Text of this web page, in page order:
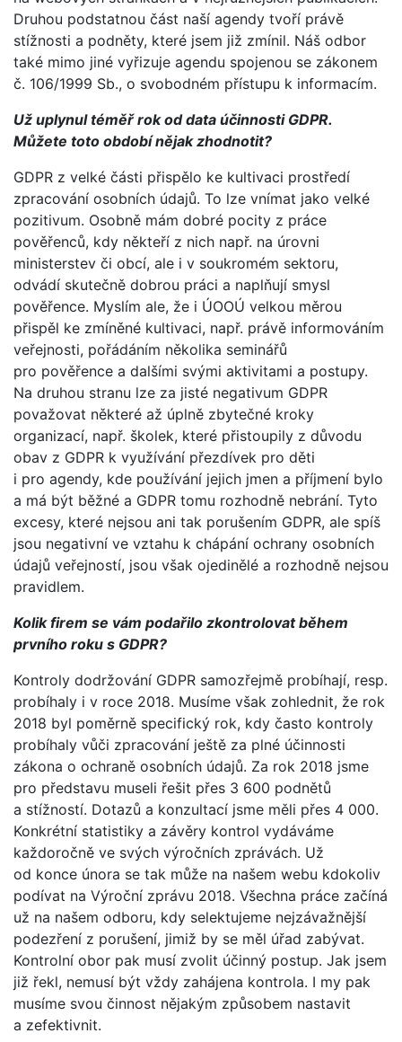
Druhou podstatnou část naší agendy tvoří právě
stížnosti a podněty, které jsem již zmínil. Náš odbor
také mimo jiné vyřizuje agendu spojenou se zákonem
č. 106/1999 Sb., o svobodném přístupu k informacím.
Už uplynul téměř rok od data účinnosti GDPR.
Můžete toto období nějak zhodnotit?
GDPR z velké části přispělo ke kultivaci prostředí
zpracování osobních údajů. To lze vnímat jako velké
pozitivum. Osobně mám dobré pocity z práce
pověřenců, kdy někteří z nich např. na úrovni
ministerstev či obcí, ale i v soukromém sektoru,
odvádí skutečně dobrou práci a naplňují smysl
pověřence. Myslím ale, že i ÚOOÚ velkou měrou
přispěl ke zmíněné kultivaci, např. právě informováním
veřejnosti, pořádáním několika seminářů
pro pověřence a dalšími svými aktivitami a postupy.
Na druhou stranu lze za jisté negativum GDPR
považovat některé až úplně zbytečné kroky
organizací, např. školek, které přistoupily z důvodu
obav z GDPR k využívání přezdívek pro děti
i pro agendy, kde používání jejich jmen a příjmení bylo
a má být běžné a GDPR tomu rozhodně nebrání. Tyto
excesy, které nejsou ani tak porušením GDPR, ale spíš
jsou negativní ve vztahu k chápání ochrany osobních
údajů veřejností, jsou však ojedinělé a rozhodně nejsou
pravidlem.
Kolik firem se vám podařilo zkontrolovat během
prvního roku s GDPR?
Kontroly dodržování GDPR samozřejmě probíhají, resp.
probíhaly i v roce 2018. Musíme však zohlednit, že rok
2018 byl poměrně specifický rok, kdy často kontroly
probíhaly vůči zpracování ještě za plné účinnosti
zákona o ochraně osobních údajů. Za rok 2018 jsme
pro představu museli řešit přes 3 600 podnětů
a stížností. Dotazů a konzultací jsme měli přes 4 000.
Konkrétní statistiky a závěry kontrol vydáváme
každoročně ve svých výročních zprávách. Už
od konce února se tak může na našem webu kdokoliv
podívat na Výroční zprávu 2018. Všechna práce začíná
už na našem odboru, kdy selektujeme nejzávažnější
podezření z porušení, jimiž by se měl úřad zabývat.
Kontrolní obor pak musí zvolit účinný postup. Jak jsem
již řekl, nemusí být vždy zahájena kontrola. I my pak
musíme svou činnost nějakým způsobem nastavit
a zefektivnit.